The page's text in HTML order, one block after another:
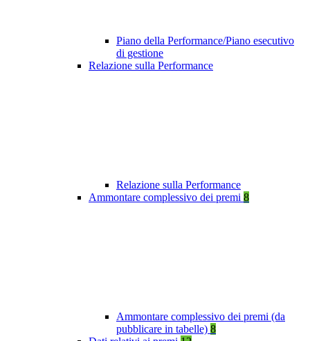
Piano della Performance/Piano esecutivo
di gestione
Relazione sulla Performance
Relazione sulla Performance
Ammontare complessivo dei premi 8
Ammontare complessivo dei premi (da
pubblicare in tabelle) 8